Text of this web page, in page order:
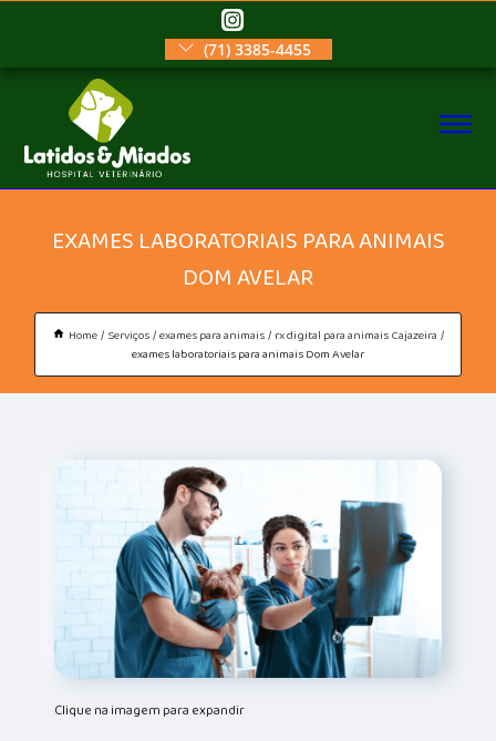
(71) 3385-4455
EXAMES LABORATORIAIS PARA ANIMAIS
DOM AVELAR
Home Serviços exames para animais rx digital para animais Cajazeira
exames laboratoriais para animais Dom Avelar
Clique na imagem para expandir